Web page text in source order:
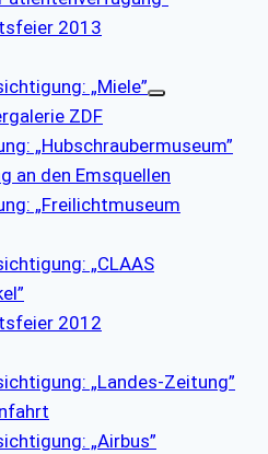
2013
„Miele”
ZDF
„Hubschraubermuseum”
an den Emsquellen
„Freilichtmuseum
„CLAAS
2012
„Landes-Zeitung”
„Airbus”